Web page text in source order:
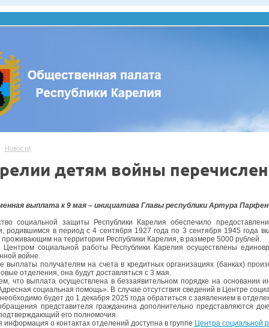
Новости
детям войны
выплата к 9 мая – инициатива Главы республики Артура
социальной защиты Республики Карелия обеспечило
родившимся в период с 4 сентября 1927 года по 3 сентября 1945 года
проживающим на территории Республики Карелия, в размере 5000 рублей.
Центром социальной работы Республики Карелия осуществлены
войне.
выплаты получателям на счета в кредитных организациях (банках)
отделения, она будут доставляться с 3 мая.
что выплата осуществлена в беззаявительном порядке на основании
социальная помощь». В случае отсутствия сведений в Центре
будет до 1 декабря 2025 года обратиться с заявлением в
представителя гражданина дополнительно представляются
его полномочия.
о контактах отделений доступна в группе Центра социальной